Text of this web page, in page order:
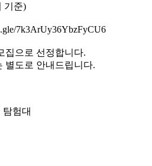
기준)
7k3ArUy36YbzFyCU6
집으로 선정합니다.
별도로 안내드립니다.